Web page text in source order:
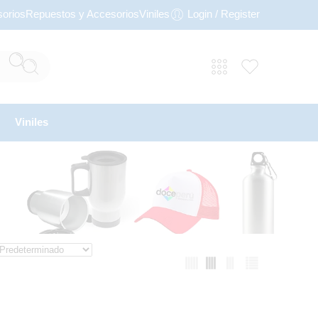
Repuestos y AccesoriosViniles Login / Register
Viniles